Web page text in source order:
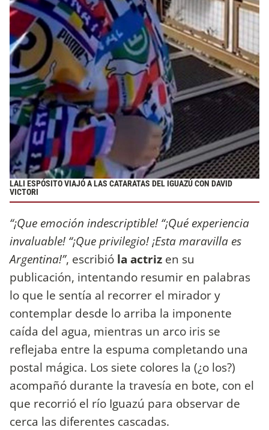
LALI ESPÓSITO VIAJÓ A LAS CATARATAS DEL IGUAZÚ CON DAVID
VICTORI
“¡Que emoción indescriptible! “¡Qué experiencia
invaluable! “¡Que privilegio! ¡Esta maravilla es
Argentina!”, escribió la actriz en su
publicación, intentando resumir en palabras
lo que le sentía al recorrer el mirador y
contemplar desde lo arriba la imponente
caída del agua, mientras un arco iris se
reflejaba entre la espuma completando una
postal mágica. Los siete colores la (¿o los?)
acompañó durante la travesía en bote, con el
que recorrió el río Iguazú para observar de
cerca las diferentes cascadas.